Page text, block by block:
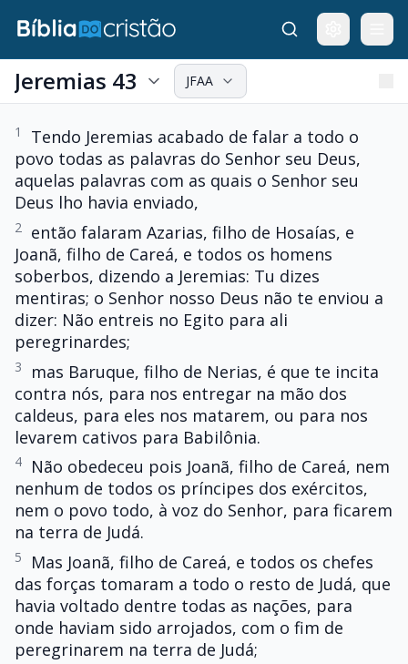
Jeremias 43 JFAA
1
Tendo Jeremias acabado de falar a todo o
povo todas as palavras do Senhor seu Deus,
aquelas palavras com as quais o Senhor seu
Deus lho havia enviado,
2
então falaram Azarias, filho de Hosaías, e
Joanã, filho de Careá, e todos os homens
soberbos, dizendo a Jeremias: Tu dizes
mentiras; o Senhor nosso Deus não te enviou a
dizer: Não entreis no Egito para ali
peregrinardes;
3
mas Baruque, filho de Nerias, é que te incita
contra nós, para nos entregar na mão dos
caldeus, para eles nos matarem, ou para nos
levarem cativos para Babilônia.
4
Não obedeceu pois Joanã, filho de Careá, nem
nenhum de todos os príncipes dos exércitos,
nem o povo todo, à voz do Senhor, para ficarem
na terra de Judá.
5
Mas Joanã, filho de Careá, e todos os chefes
das forças tomaram a todo o resto de Judá, que
havia voltado dentre todas as nações, para
onde haviam sido arrojados, com o fim de
peregrinarem na terra de Judá;